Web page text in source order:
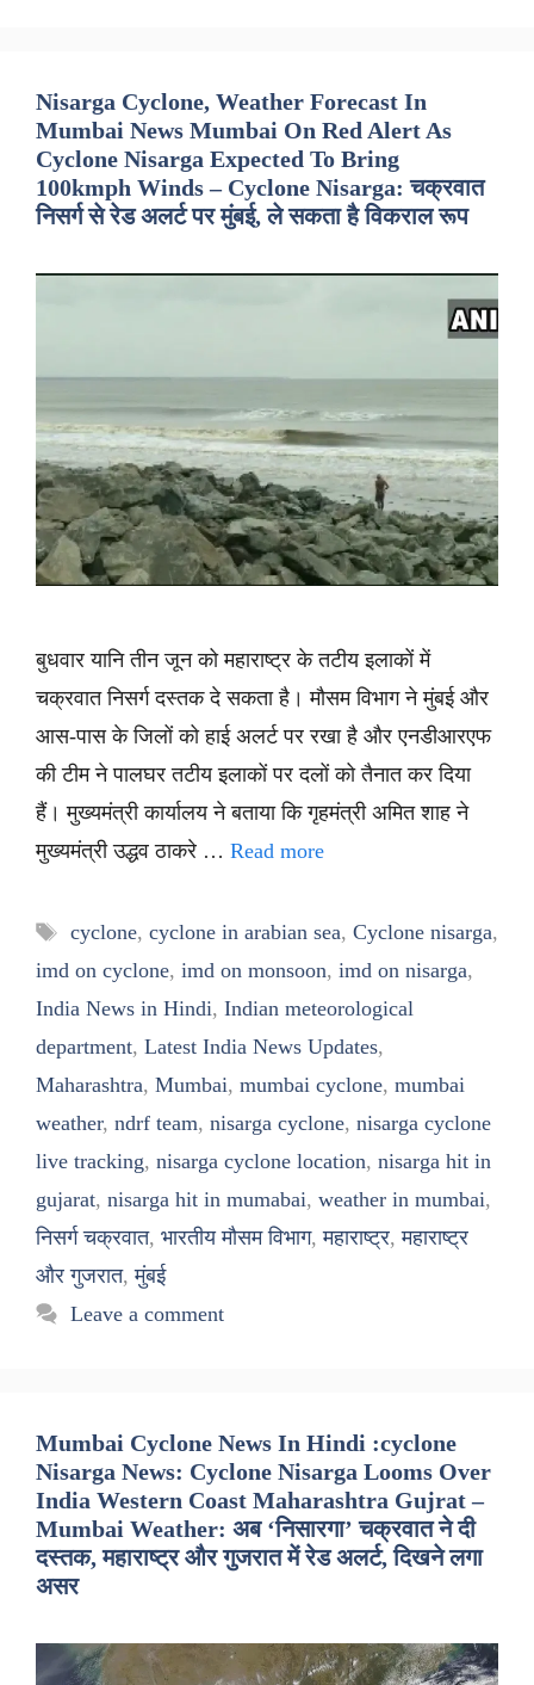
Nisarga Cyclone, Weather Forecast In
Mumbai News Mumbai On Red Alert As
Cyclone Nisarga Expected To Bring
100kmph Winds – Cyclone Nisarga: चक्रवात
निसर्ग से रेड अलर्ट पर मुंबई, ले सकता है विकराल रूप
बुधवार यानि तीन जून को महाराष्ट्र के तटीय इलाकों में
चक्रवात निसर्ग दस्तक दे सकता है। मौसम विभाग ने मुंबई और
आस-पास के जिलों को हाई अलर्ट पर रखा है और एनडीआरएफ
की टीम ने पालघर तटीय इलाकों पर दलों को तैनात कर दिया
हैं। मुख्यमंत्री कार्यालय ने बताया कि गृहमंत्री अमित शाह ने
मुख्यमंत्री उद्धव ठाकरे … Read more
Tags
cyclone, cyclone in arabian sea, Cyclone nisarga,
imd on cyclone, imd on monsoon, imd on nisarga,
India News in Hindi, Indian meteorological
department, Latest India News Updates,
Maharashtra, Mumbai, mumbai cyclone, mumbai
weather, ndrf team, nisarga cyclone, nisarga cyclone
live tracking, nisarga cyclone location, nisarga hit in
gujarat, nisarga hit in mumabai, weather in mumbai,
निसर्ग चक्रवात, भारतीय मौसम विभाग,महाराष्ट्र,महाराष्ट्र
और गुजरात,मुंबई
Leave a comment
Mumbai Cyclone News In Hindi :cyclone
Nisarga News: Cyclone Nisarga Looms Over
India Western Coast Maharashtra Gujrat –
Mumbai Weather: अब ‘निसारगा’ चक्रवात ने दी
दस्तक, महाराष्ट्र और गुजरात में रेड अलर्ट, दिखने लगा
असर